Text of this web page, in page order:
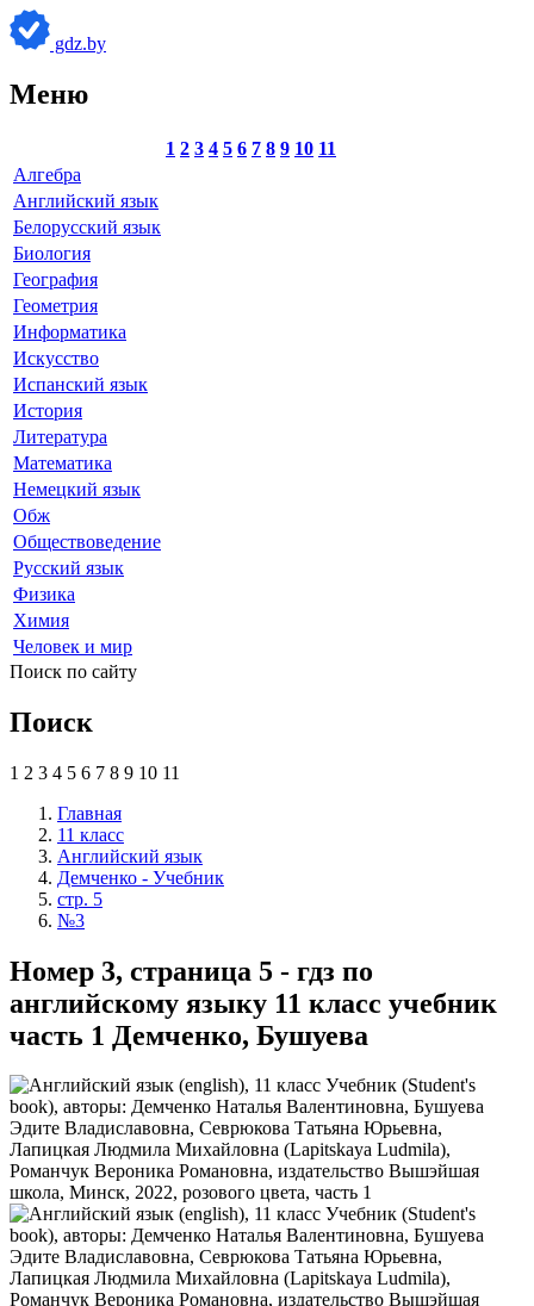
gdz.by
Меню
1 2 3 4 5 6 7 8 9 10 11
Алгебра
Английский язык
Белорусский язык
Биология
География
Геометрия
Информатика
Искусство
Испанский язык
История
Литература
Математика
Немецкий язык
Обж
Обществоведение
Русский язык
Физика
Химия
Человек и мир
Поиск по сайту
Поиск
1 2 3 4 5 6 7 8 9 10 11
Главная
11 класс
Английский язык
Демченко - Учебник
стр. 5
№3
Номер 3, страница 5 - гдз по
английскому языку 11 класс учебник
часть 1 Демченко, Бушуева